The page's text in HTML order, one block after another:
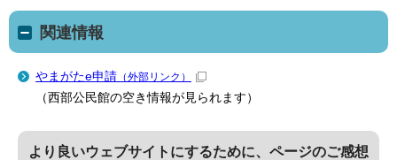
関連情報
やまがたe申請 （外部リンク）
（西部公民館の空き情報が見られます）
より良いウェブサイトにするために、ページのご感想